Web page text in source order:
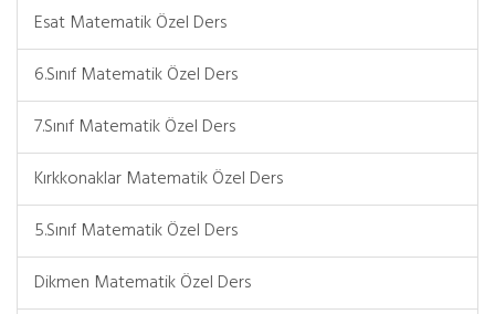
Esat Matematik Özel Ders
6.Sınıf Matematik Özel Ders
7.Sınıf Matematik Özel Ders
Kırkkonaklar Matematik Özel Ders
5.Sınıf Matematik Özel Ders
Dikmen Matematik Özel Ders